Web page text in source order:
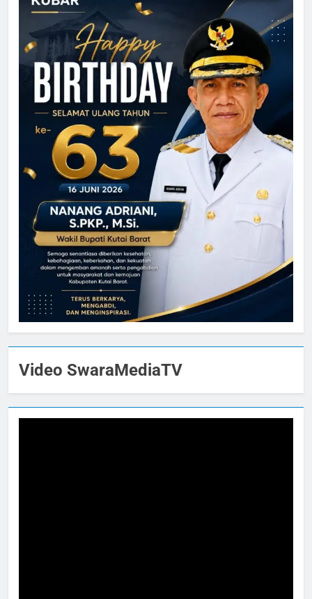
Video SwaraMediaTV